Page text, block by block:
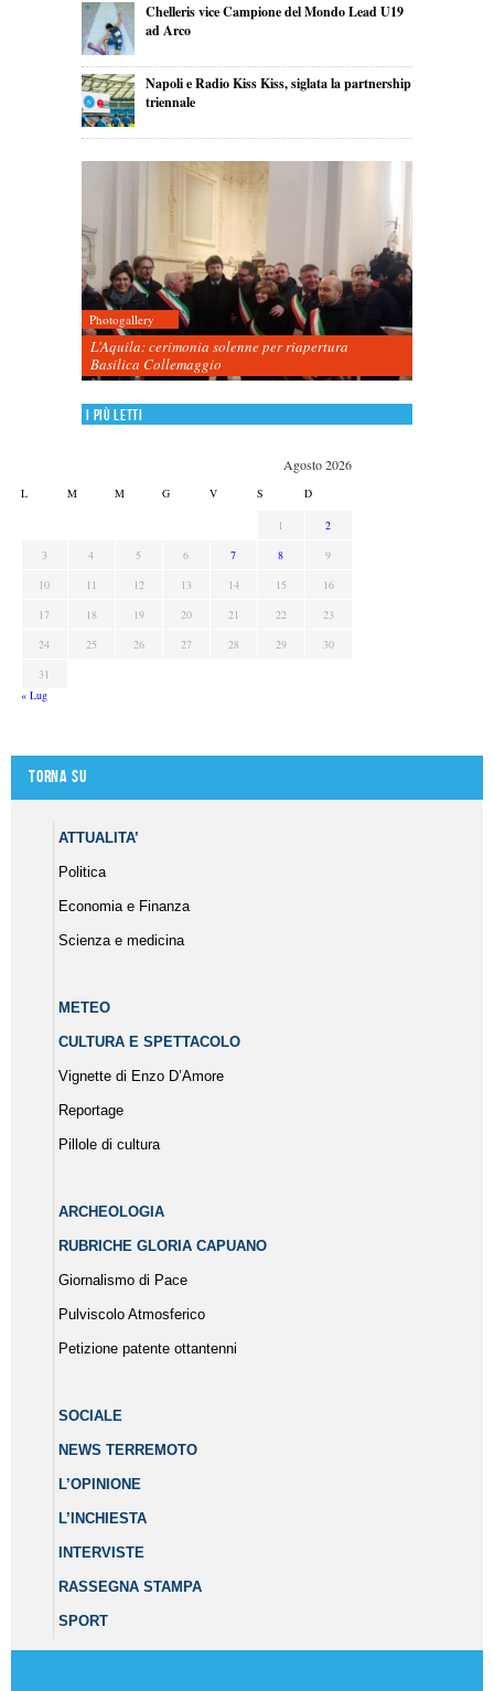
Chelleris vice Campione del Mondo Lead U19
ad Arco
Napoli e Radio Kiss Kiss, siglata la partnership
triennale
Photogallery
L’Aquila: cerimonia solenne per riapertura
Basilica Collemaggio
I più letti
Agosto 2026
L M M G V S D
1
2
3
4 5 6 7 8
9
10
11 12 13 14 15
16
17
18 19 20 21 22
23
24
25 26 27 28 29
30
31
« Lug
Torna su
ATTUALITA’
Politica
Economia e Finanza
Scienza e medicina
METEO
CULTURA E SPETTACOLO
Vignette di Enzo D’Amore
Reportage
Pillole di cultura
ARCHEOLOGIA
RUBRICHE GLORIA CAPUANO
Giornalismo di Pace
Pulviscolo Atmosferico
Petizione patente ottantenni
SOCIALE
NEWS TERREMOTO
L’OPINIONE
L’INCHIESTA
INTERVISTE
RASSEGNA STAMPA
SPORT